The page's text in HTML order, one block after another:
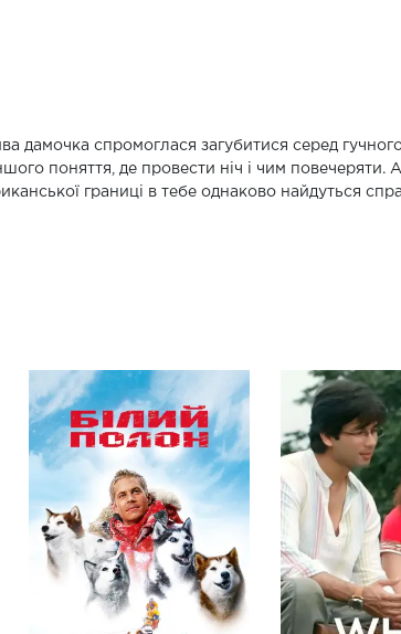
дамочка спромоглася загубитися серед
поняття, де провести ніч і чим повечеряти.
границі в тебе однаково найдуться